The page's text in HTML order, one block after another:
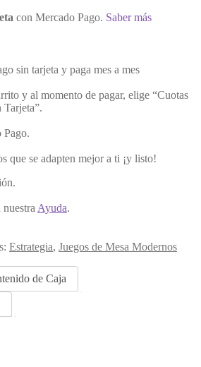
con Mercado Pago. Saber más
sin tarjeta y paga mes a mes
y al momento de pagar, elige “Cuotas
Tarjeta”.
Pago.
que se adapten mejor a ti ¡y listo!
nuestra Ayuda.
Estrategia, Juegos de Mesa Modernos
de Caja